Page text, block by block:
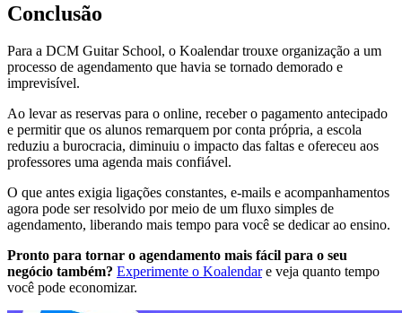
Conclusão
Para a DCM Guitar School, o Koalendar trouxe organização a um
processo de agendamento que havia se tornado demorado e
imprevisível.
Ao levar as reservas para o online, receber o pagamento antecipado
e permitir que os alunos remarquem por conta própria, a escola
reduziu a burocracia, diminuiu o impacto das faltas e ofereceu aos
professores uma agenda mais confiável.
O que antes exigia ligações constantes, e-mails e acompanhamentos
agora pode ser resolvido por meio de um fluxo simples de
agendamento, liberando mais tempo para você se dedicar ao ensino.
Pronto para tornar o agendamento mais fácil para o seu
negócio também? Experimente o Koalendare veja quanto tempo
você pode economizar.